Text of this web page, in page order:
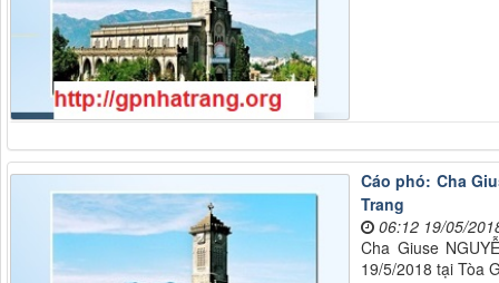
Cáo phó: Cha
Trang
06:12 19/05/
Cha Giuse
19/5/2018 tại Tòa